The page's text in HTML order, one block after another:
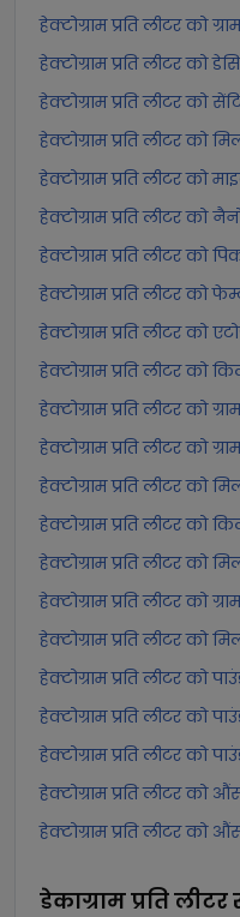
हेक्टोग्राम प्रति लीटर को
हेक्टोग्राम प्रति लीटर को
हेक्टोग्राम प्रति लीटर को
हेक्टोग्राम प्रति लीटर को
हेक्टोग्राम प्रति लीटर को
हेक्टोग्राम प्रति लीटर को
हेक्टोग्राम प्रति लीटर को
हेक्टोग्राम प्रति लीटर को
हेक्टोग्राम प्रति लीटर को
हेक्टोग्राम प्रति लीटर को
हेक्टोग्राम प्रति लीटर को
हेक्टोग्राम प्रति लीटर को
हेक्टोग्राम प्रति लीटर को
हेक्टोग्राम प्रति लीटर को
हेक्टोग्राम प्रति लीटर को
हेक्टोग्राम प्रति लीटर को
हेक्टोग्राम प्रति लीटर को
हेक्टोग्राम प्रति लीटर को
हेक्टोग्राम प्रति लीटर को
हेक्टोग्राम प्रति लीटर को
हेक्टोग्राम प्रति लीटर को
हेक्टोग्राम प्रति लीटर को
डेकाग्राम प्रति लीटर